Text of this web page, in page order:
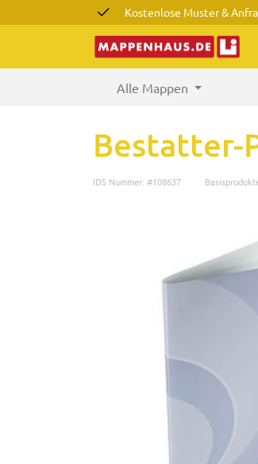
Kostenlose Muster &
Alle Mappen (current)
Bestatter-
IDS Nummer: #108637